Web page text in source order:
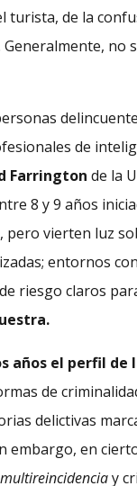
turista, de la
de
Farrington de la
8 y 9 años
pero vierten luz
entornos
riesgo claros
años el perfil
de
delictivas
embargo, en
multireincidenciay